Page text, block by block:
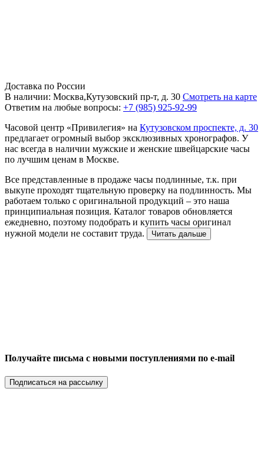
Доставка по России
В наличии: Москва,Кутузовский пр-т, д. 30 Смотреть на карте
Ответим на любые вопросы: +7 (985) 925-92-99
Часовой центр «Привилегия» на Кутузовском проспекте, д. 30
предлагает огромный выбор эксклюзивных хронографов. У
нас всегда в наличии мужские и женские швейцарские часы
по лучшим ценам в Москве.
Все представленные в продаже часы подлинные, т.к. при
выкупе проходят тщательную проверку на подлинность. Мы
работаем только с оригинальной продукций – это наша
принципиальная позиция. Каталог товаров обновляется
ежедневно, поэтому подобрать и купить часы оригинал
нужной модели не составит труда.
Читать дальше
Получайте письма с новыми поступлениями по e-mail
Подписаться на рассылку